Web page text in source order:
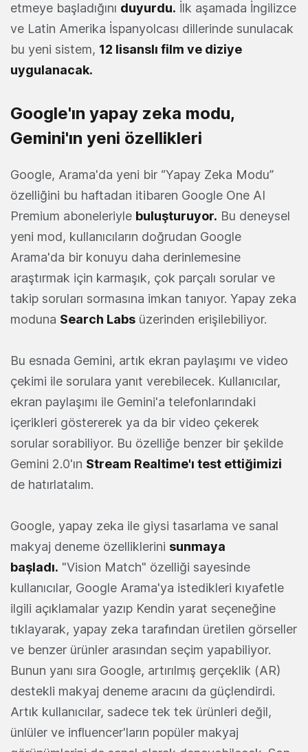
etmeye başladığını duyurdu. İlk aşamada İngilizce
ve Latin Amerika İspanyolcası dillerinde sunulacak
bu yeni sistem, 12 lisanslı film ve diziye
uygulanacak.
Google'ın yapay zeka modu,
Gemini'ın yeni özellikleri
Google, Arama'da yeni bir “Yapay Zeka Modu”
özelliğini bu haftadan itibaren Google One AI
Premium aboneleriyle buluşturuyor. Bu deneysel
yeni mod, kullanıcıların doğrudan Google
Arama'da bir konuyu daha derinlemesine
araştırmak için karmaşık, çok parçalı sorular ve
takip soruları sormasına imkan tanıyor. Yapay zeka
moduna Search Labs üzerinden erişilebiliyor.
Bu esnada Gemini, artık ekran paylaşımı ve video
çekimi ile sorulara yanıt verebilecek. Kullanıcılar,
ekran paylaşımı ile Gemini'a telefonlarındaki
içerikleri göstererek ya da bir video çekerek
sorular sorabiliyor. Bu özelliğe benzer bir şekilde
Gemini 2.0'ın Stream Realtime'ı test ettiğimizi
de hatırlatalım.
Google, yapay zeka ile giysi tasarlama ve sanal
makyaj deneme özelliklerini sunmaya
başladı. "Vision Match" özelliği sayesinde
kullanıcılar, Google Arama'ya istedikleri kıyafetle
ilgili açıklamalar yazıp Kendin yarat seçeneğine
tıklayarak, yapay zeka tarafından üretilen görseller
ve benzer ürünler arasından seçim yapabiliyor.
Bunun yanı sıra Google, artırılmış gerçeklik (AR)
destekli makyaj deneme aracını da güçlendirdi.
Artık kullanıcılar, sadece tek tek ürünleri değil,
ünlüler ve influencer'ların popüler makyaj